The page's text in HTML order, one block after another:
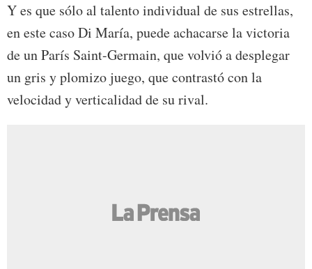
Y es que sólo al talento individual de sus estrellas,
en este caso Di María, puede achacarse la victoria
de un París Saint-Germain, que volvió a desplegar
un gris y plomizo juego, que contrastó con la
velocidad y verticalidad de su rival.